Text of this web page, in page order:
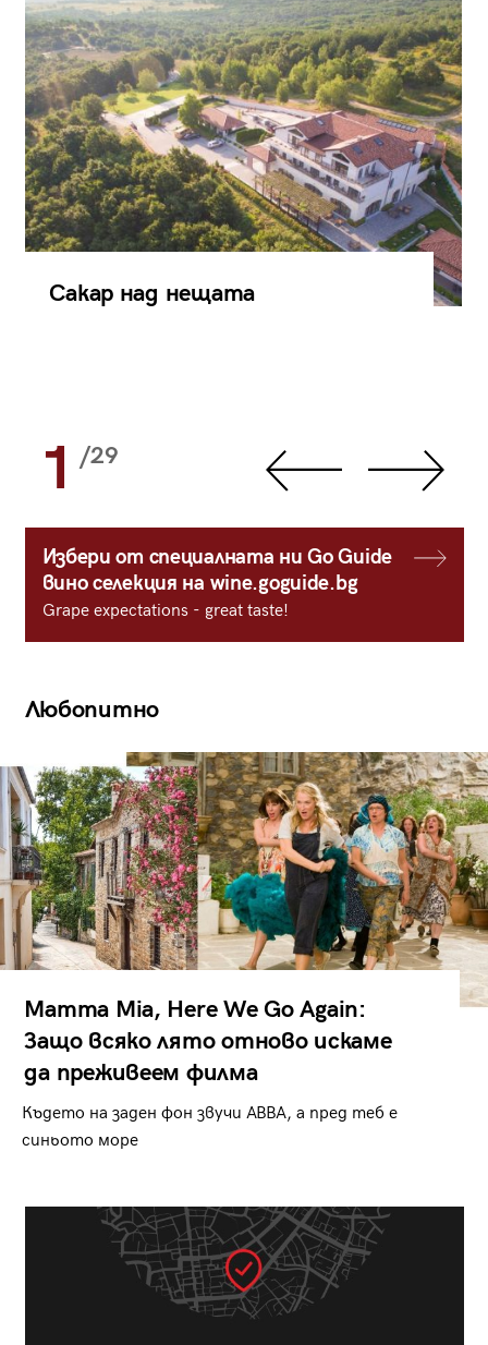
Сакар над нещата
1 /29
Избери от специалната ни Go Guide
вино селекция на wine.goguide.bg
Grape expectations - great taste!
Любопитно
Mamma Mia, Here We Go Again:
Защо всяко лято отново искаме
да преживеем филма
Където на заден фон звучи ABBA, а пред теб е
синьото море